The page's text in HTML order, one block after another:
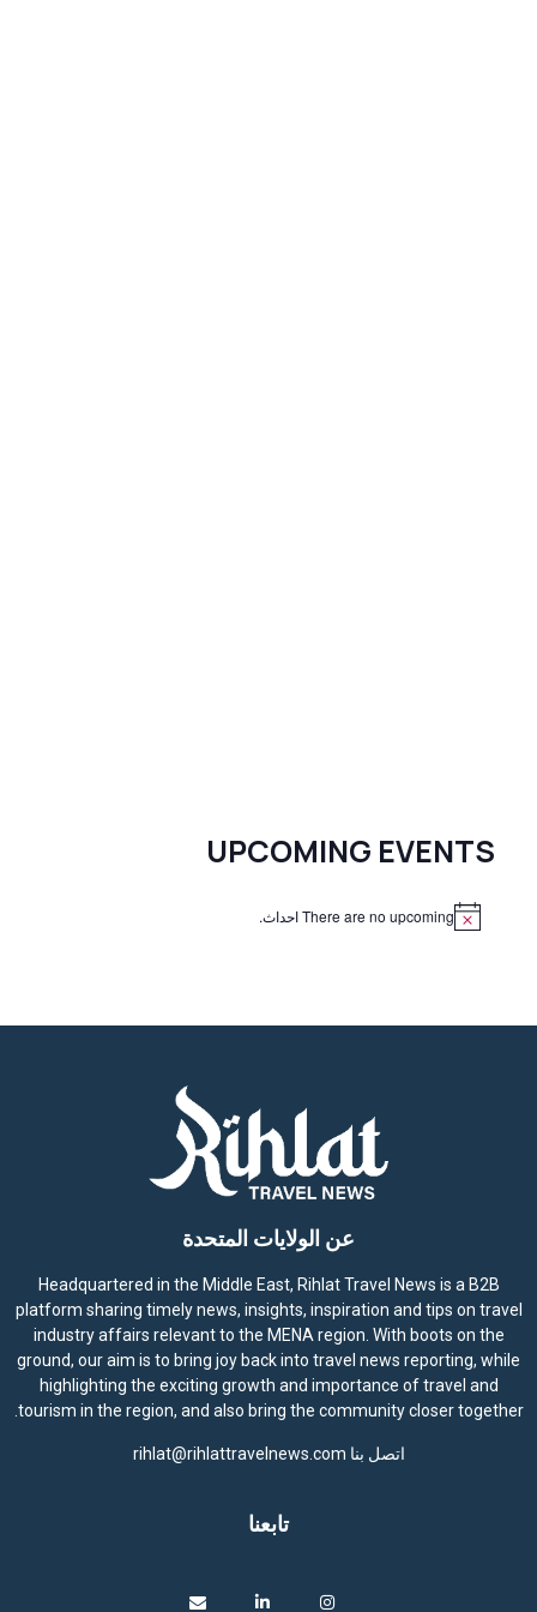
UPCOMING EVENTS
There are no upcoming احداث.
عن الولايات المتحدة
Headquartered in the Middle East, Rihlat Travel News is a B2B
platform sharing timely news, insights, inspiration and tips on travel
industry affairs relevant to the MENA region. With boots on the
ground, our aim is to bring joy back into travel news reporting, while
highlighting the exciting growth and importance of travel and
tourism in the region, and also bring the community closer together.
اتصل بنا rihlat@rihlattravelnews.com
تابعنا